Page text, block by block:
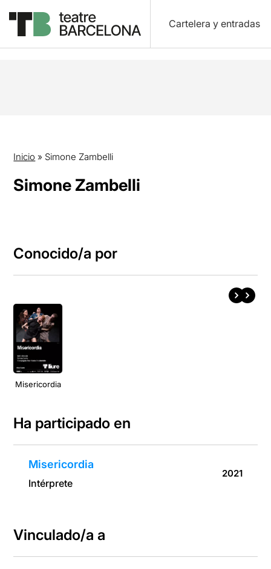
Cartelera y entradas
Inicio » Simone Zambelli
Simone Zambelli
Conocido/a por
Misericordia
Ha participado en
Misericordia
Intérprete
2021
Vinculado/a a